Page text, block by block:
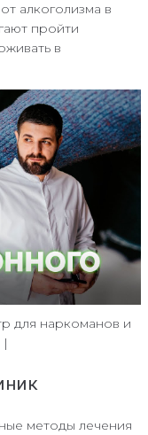
алкоголизма в
пройти
в
для наркоманов и
|
методы лечения